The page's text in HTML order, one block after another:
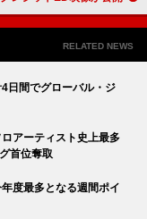
RELATED NEWS
4日間でグローバル・ジ
アーティスト史上最多
首位奪取
度最多となる週間ポイ